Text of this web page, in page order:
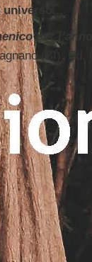
per
(BI): Ed.